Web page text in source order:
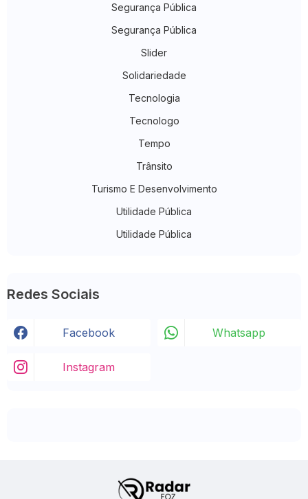
Segurança Pública
Segurança Pública
Slider
Solidariedade
Tecnologia
Tecnologo
Tempo
Trânsito
Turismo E Desenvolvimento
Utilidade Pública
Utilidade Pública
Redes Sociais
Facebook Whatsapp
Instagram